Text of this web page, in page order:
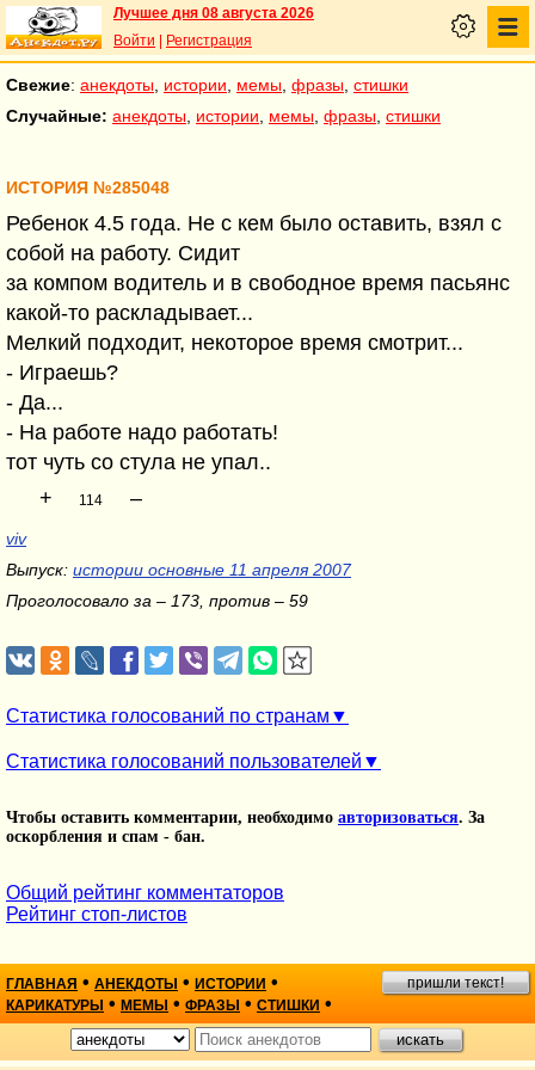
Лучшее дня 08 августа 2026
Войти
Регистрация
Свежие: анекдоты истории мемы фразы стишки
Случайные: анекдоты истории мемы фразы стишки
ИСТОРИЯ №285048
Ребенок 4.5 года. Не с кем было оставить, взял с
собой на работу. Сидит
за компом водитель и в свободное время пасьянс
какой-то раскладывает...
Мелкий подходит, некоторое время смотрит...
- Играешь?
- Да...
- На работе надо работать!
тот чуть со стула не упал..
+
114 –
viv
Выпуск: истории основные 11 апреля 2007
Проголосовало за – 173, против – 59
Статистика голосований по странам
Статистика голосований пользователей
Чтобы оставить комментарии, необходимо авторизоваться. За
оскорбления и спам - бан.
Общий рейтинг комментаторов
Рейтинг стоп-листов
ГЛАВНАЯ • АНЕКДОТЫ • ИСТОРИИ •
КАРИКАТУРЫ • МЕМЫ • ФРАЗЫ • СТИШКИ •
пришли текст!